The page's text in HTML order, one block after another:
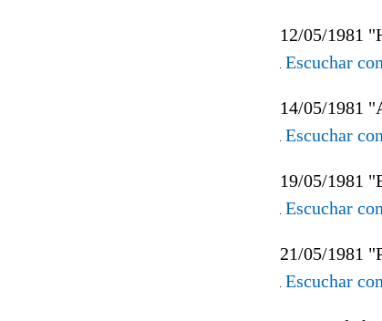
12/05/1981
Escuchar
14/05/1981
Escuchar
19/05/1981
Escuchar
21/05/1981
Escuchar